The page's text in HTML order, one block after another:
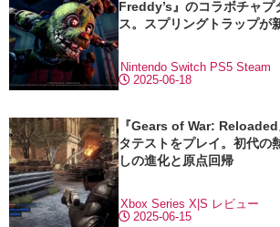
Freddy’s』のコラボチャプ
ス。スプリングトラップが
2025-06-18
Nintendo Switch PS5 Steam
『Gears of War:
タテストをプレイ。初代の
しの進化と原点回帰
2025-06-15
Xbox Series X|S レビュー